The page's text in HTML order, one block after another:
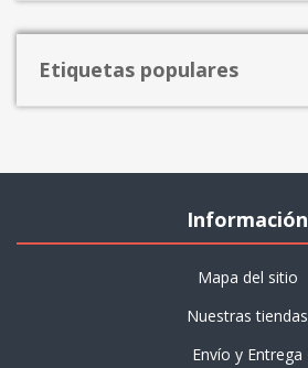
Etiquetas populares
Información
Mapa del sitio
Nuestras tiendas
Envío y Entrega